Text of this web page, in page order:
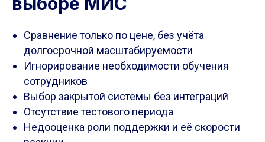
Сравнение только по цене, без учёта
долгосрочной масштабируемости
Игнорирование необходимости обучения
сотрудников
Выбор закрытой системы без интеграций
Отсутствие тестового периода
Недооценка роли поддержки и её скорости